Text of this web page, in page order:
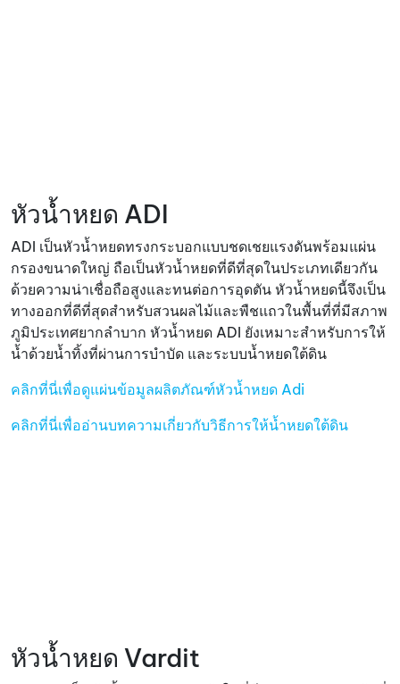
หัวน้ำหยด ADI
ADI เป็นหัวน้ำหยดทรงกระบอกแบบชดเชยแรงดันพร้อมแผ่น
กรองขนาดใหญ่ ถือเป็นหัวน้ำหยดที่ดีที่สุดในประเภทเดียวกัน
ด้วยความน่าเชื่อถือสูงและทนต่อการอุดตัน หัวน้ำหยดนี้จึงเป็น
ทางออกที่ดีที่สุดสำหรับสวนผลไม้และพืชแถวในพื้นที่ที่มีสภาพ
ภูมิประเทศยากลำบาก หัวน้ำหยด ADI ยังเหมาะสำหรับการให้
น้ำด้วยน้ำทิ้งที่ผ่านการบำบัด และระบบน้ำหยดใต้ดิน
คลิกที่นี่เพื่อดูแผ่นข้อมูลผลิตภัณฑ์หัวน้ำหยด Adi
คลิกที่นี่เพื่ออ่านบทความเกี่ยวกับวิธีการให้น้ำหยดใต้ดิน
หัวน้ำหยด Vardit